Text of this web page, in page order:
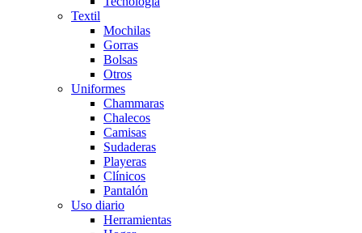
Textil
Mochilas
Gorras
Bolsas
Otros
Uniformes
Chammaras
Chalecos
Camisas
Sudaderas
Playeras
Clínicos
Pantalón
Uso diario
Herramientas